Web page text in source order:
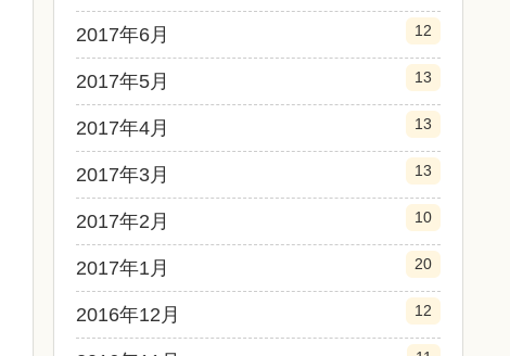
2017年6月 12
2017年5月 13
2017年4月 13
2017年3月 13
2017年2月 10
2017年1月 20
2016年12月 12